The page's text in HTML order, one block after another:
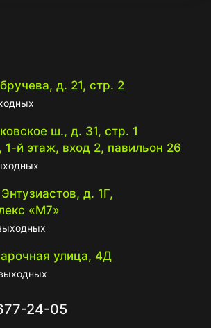
д. 21, стр. 2
ш., д. 31, стр. 1
й этаж, вход 2, павильон 26
д. 1Г,
«М7»
улица, 4Д
24-05